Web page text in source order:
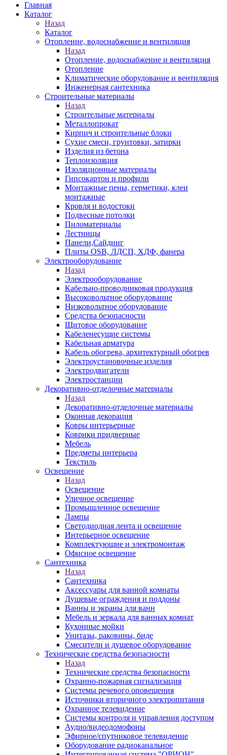
Главная
Каталог
Назад
Каталог
Отопление, водоснабжение и вентиляция
Назад
Отопление, водоснабжение и вентиляция
Отопление
Климатические оборудование и вентиляция
Инженерная сантехника
Строительные материалы
Назад
Строительные материалы
Металлопрокат
Кирпич и строительные блоки
Сухие смеси, грунтовки, затирки
Изделия из бетона
Теплоизоляция
Изоляционные материалы
Гипсокартон и профили
Монтажные пены, герметики, клеи
монтажные
Кровля и водостоки
Подвесные потолки
Пиломатериалы
Лестницы
Панели,Сайдинг
Плиты OSB, ЛДСП, ХДФ, фанера
Электрооборудование
Назад
Электрооборудование
Кабельно-проводниковая продукция
Высоковольтное оборудование
Низковольтное оборудование
Средства безопасности
Щитовое оборудование
Кабеленесущие системы
Кабельная арматура
Кабель обогрева, архитектурный обогрев
Электроустановочные изделия
Электродвигатели
Электростанции
Декоративно-отделочные материалы
Назад
Декоративно-отделочные материалы
Оконная декорация
Ковры интерьерные
Коврики придверные
Мебель
Предметы интерьера
Текстиль
Освещение
Назад
Освещение
Уличное освещение
Промышленное освещение
Лампы
Светодиодная лента и освещение
Интерьерное освещение
Комплектующие и электромонтаж
Офисное освещение
Сантехника
Назад
Сантехника
Аксессуары для ванной комнаты
Душевые ограждения и поддоны
Ванны и экраны для ванн
Мебель и зеркала для ванных комнат
Кухонные мойки
Унитазы, раковины, биде
Смесители и душевое оборудование
Технические средства безопасности
Назад
Технические средства безопасности
Охранно-пожарная сигнализация
Системы речевого оповещения
Источники вторичного электропитания
Охранное телевидение
Системы контроля и управления доступом
Аудио/видеодомофоны
Эфирное/спутниковое телевидение
Оборудование радиоканальное